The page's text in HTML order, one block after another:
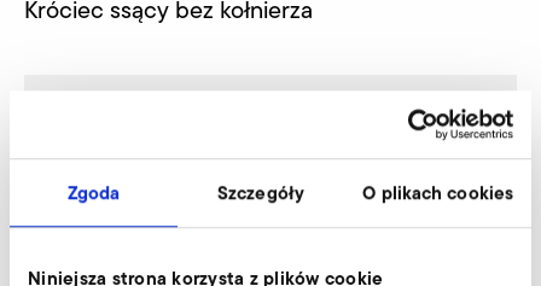
Zgoda Szczegóły O plikach cookies
Niniejsza strona korzysta z plików cookie
Króciec ssący bez kołnierza